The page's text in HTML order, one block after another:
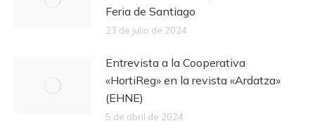
Feria de Santiago
23 de julio de 2024
Entrevista a la Cooperativa
«HortiReg» en la revista «Ardatza»
(EHNE)
5 de abril de 2024